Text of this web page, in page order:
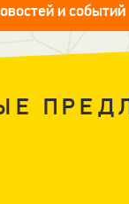
и событий